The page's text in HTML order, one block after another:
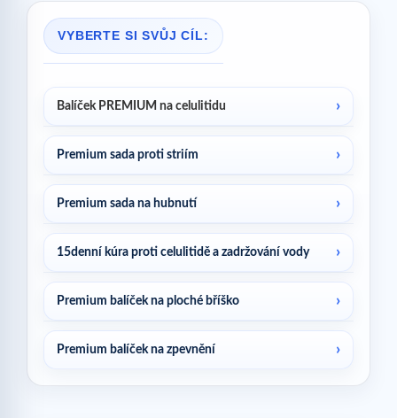
VYBERTE SI SVŮJ CÍL:
Balíček PREMIUM na celulitidu
Premium sada proti striím
Premium sada na hubnutí
15denní kúra proti celulitidě a zadržování vody
Premium balíček na ploché bříško
Premium balíček na zpevnění